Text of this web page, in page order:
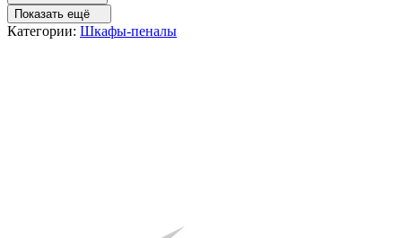
Показать ещё
Категории: Шкафы-пеналы